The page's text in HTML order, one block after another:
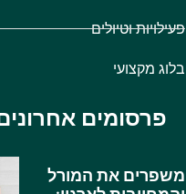
פעילויות וטיולים
בלוג מקצועי
פרסומים
משפרים את המורל